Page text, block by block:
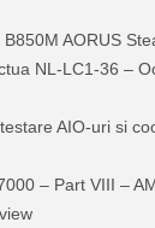
AORUS
NL-LC1-36 –
AIO-uri si
– Part VIII –